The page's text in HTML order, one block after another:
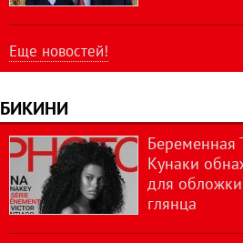
Еще новостей!
БИКИНИ
Беременная
Кунаки
для обложки
глянца